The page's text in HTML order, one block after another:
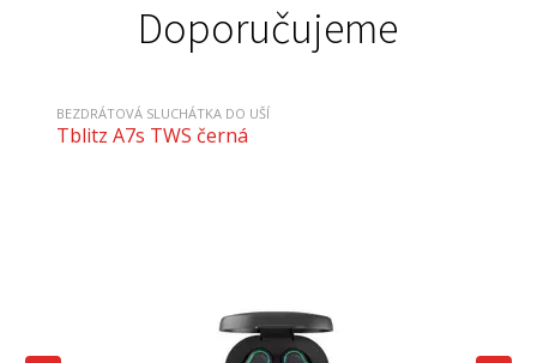
Doporučujeme
BEZDRÁTOVÁ SLUCHÁTKA DO UŠÍ
Tblitz A7s TWS černá